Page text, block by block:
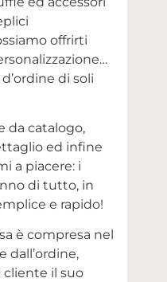
offrirti
di soli
da catalogo,
ed infine
a piacere: i
di tutto, in
e rapido!
è compresa nel
dall’ordine,
cliente il suo